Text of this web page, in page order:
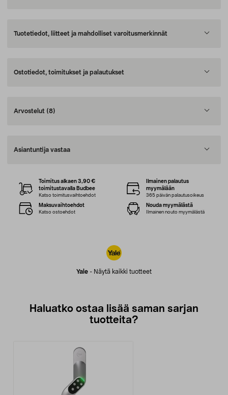
Tuotetiedot, liitteet ja mahdolliset varoitusmerkinnät
Ostotiedot, toimitukset ja palautukset
Arvostelut (8)
Asiantuntija vastaa
Yale - Näytä kaikki tuotteet
Toimitus alkaen 3,90 €
toimitustavalla Budbee
Katso toimitusvaihtoehdot
Ilmainen palautus
myymälään
365 päivän palautusoikeus
Maksuvaihtoehdot
Katso ostoehdot
Nouda myymälästä
Ilmainen nouto myymälästä
Haluatko ostaa lisää saman sarjan
tuotteita?